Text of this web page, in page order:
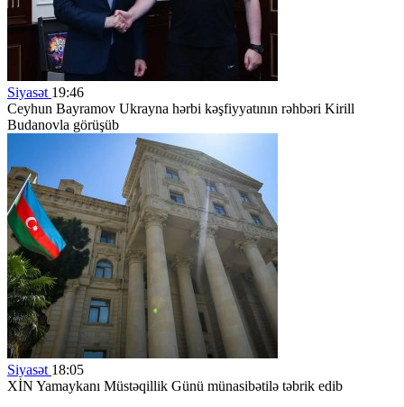
Siyasət 19:46
Ceyhun Bayramov Ukrayna hərbi kəşfiyyatının rəhbəri Kirill
Budanovla görüşüb
Siyasət 18:05
XİN Yamaykanı Müstəqillik Günü münasibətilə təbrik edib